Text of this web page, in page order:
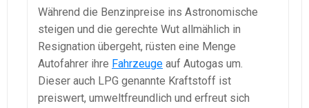
Während die Benzinpreise ins Astronomische
steigen und die gerechte Wut allmählich in
Resignation übergeht, rüsten eine Menge
Autofahrer ihre Fahrzeuge auf Autogas um.
Dieser auch LPG genannte Kraftstoff ist
preiswert, umweltfreundlich und erfreut sich